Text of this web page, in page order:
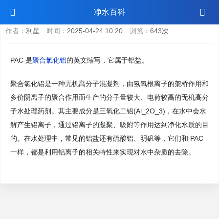
净水百科
pac是铝盐吗
作者： 利星 时间： 2025-04-24 10:20 浏览： 643次
PAC 是聚合氯化铝的英文缩写，它属于铝盐。
聚合氯化铝是一种无机高分子混凝剂，由氢氧根离子的架桥作用和
多价阴离子的聚合作用而生产的分子量较大、电荷较高的无机高分
子水处理药剂。其主要成分是三氧化二铝(Al_2O_3)，在水中会水
解产生铝离子，通过铝离子的凝聚、吸附等作用达到净化水质的目
的。在水处理中，常见的铝盐还有硫酸铝、明矾等，它们和 PAC
一样，都是利用铝离子的相关特性来实现对水中杂质的去除。